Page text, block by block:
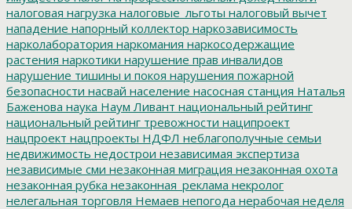
налоговая нагрузка налоговые_льготы налоговый вычет
нападение напорный коллектор наркозависимость
нарколаборатория наркомания наркосодержащие
растения наркотики нарушение прав инвалидов
нарушение тишины и покоя нарушения пожарной
безопасности насвай население насосная станция Наталья
Баженова наука Наум Ливант национальный рейтинг
национальный рейтинг тревожности наципроект
нацпроект нацпроекты НДФЛ неблагополучные семьи
недвижимость недострои независимая экспертиза
независимые сми незаконная миграция незаконная охота
незаконная рубка незаконная_реклама некролог
нелегальная торговля Немаев непогода нерабочая неделя